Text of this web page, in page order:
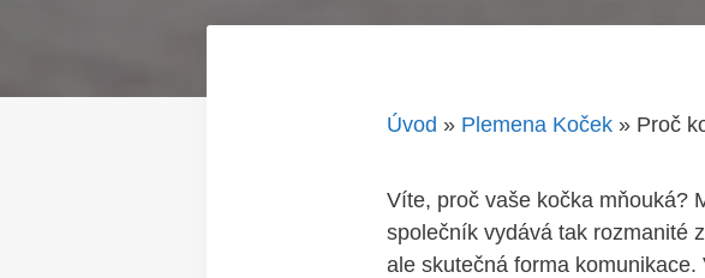
Úvod » Plemena Koček » Proč
Víte, proč vaše kočka mňouká?
společník vydává tak rozmanité
ale skutečná forma